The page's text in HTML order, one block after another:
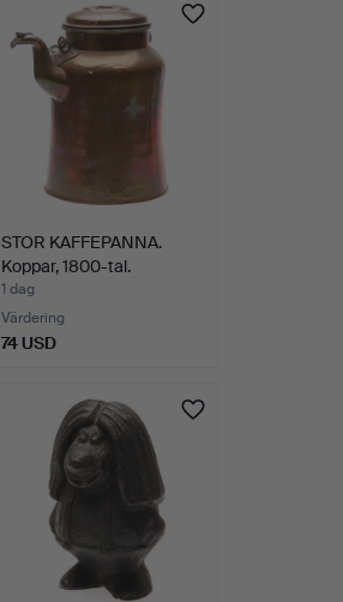
STOR KAFFEPANNA.
Koppar, 1800-tal.
1 dag
Värdering
74 USD